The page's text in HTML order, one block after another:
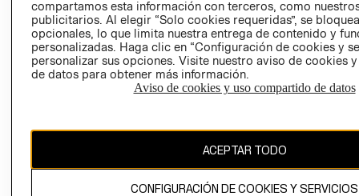
Colombia ($)
CAMBIAR REGIÓN
El contenido de esta página web está protegido por copyright y es
propiedad de H&M Hennes & Mauritz AB.
compartamos esta información con terceros, como
publicitarios. Al elegir “Solo cookies requeridas”, se
opcionales, lo que limita nuestra entrega de contenido y
personalizadas. Haga clic en “Configuración de cookies y
personalizar sus opciones. Visite nuestro aviso de cookies
de datos para obtener más información.
Aviso de cookies y uso compartido de datos
ACEPTAR TODO
CONFIGURACIÓN DE COOKIES Y SERVICIOS